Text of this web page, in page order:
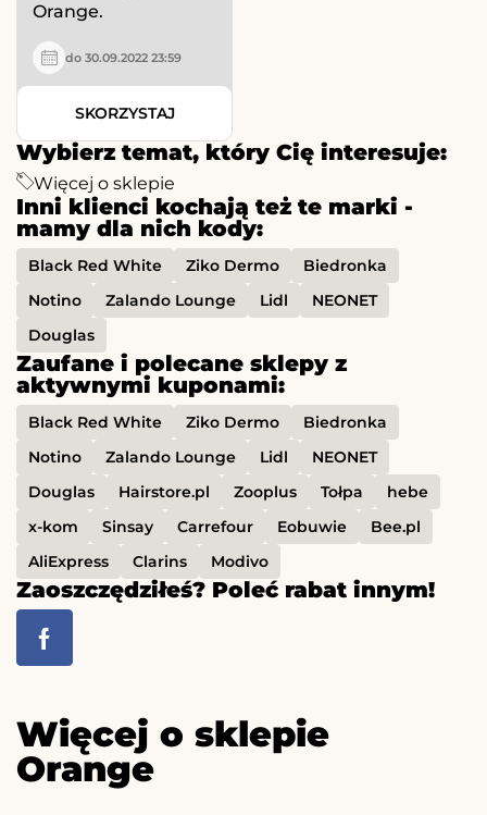
Wybierz temat, który Cię interesuje:
Więcej o sklepie
Inni klienci kochają też te marki -
mamy dla nich kody:
Black Red White Ziko Dermo
Biedronka
Notino
Zalando Lounge Lidl
NEONET
Douglas
Zaufane i polecane sklepy z
aktywnymi kuponami:
Black Red White Ziko Dermo
Biedronka
Notino
Zalando Lounge Lidl
NEONET
Douglas
Hairstore.pl Zooplus Tołpa
hebe
x-kom
Sinsay Carrefour Eobuwie
Bee.pl
AliExpress
Clarins Modivo
Zaoszczędziłeś? Poleć rabat innym!
Orange.
do 30.09.2022 23:59
SKORZYSTAJ
Więcej o sklepie
Orange